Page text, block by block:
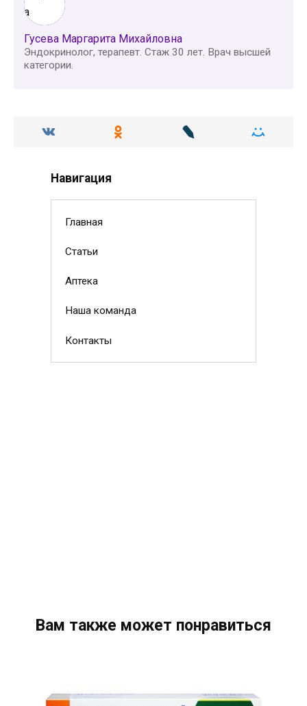
Гусева Маргарита Михайловна
Эндокринолог, терапевт. Стаж 30 лет. Врач высшей
категории.
Навигация
Главная
Статьи
Аптека
Наша команда
Контакты
Вам также может понравиться